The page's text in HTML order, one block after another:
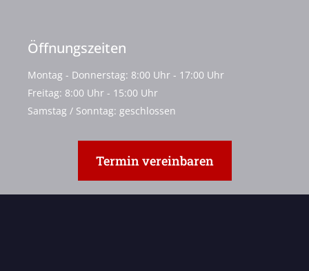
Öffnungszeiten
Montag - Donnerstag: 8:00 Uhr - 17:00 Uhr
Freitag: 8:00 Uhr - 15:00 Uhr
Samstag / Sonntag: geschlossen
Termin vereinbaren